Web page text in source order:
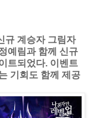
규 계승자 그림자
예림과 함께 신규
트되었다. 이벤트
기회도 함께 제공